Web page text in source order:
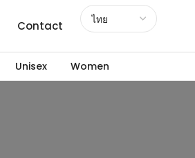
Contact
Unisex Women